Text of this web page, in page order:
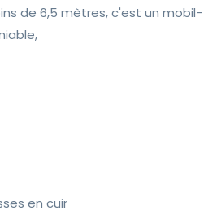
de 6,5 mètres, c'est un mobil-
en cuir